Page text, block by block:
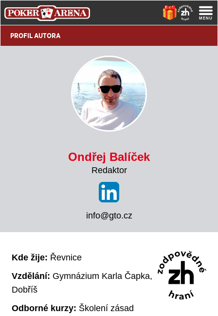
PROFIL AUTORA
Ondřej Balíček
Redaktor
info@gto.cz
Kde žije: Řevnice
Vzdělání: Gymnázium Karla Čapka,
Dobříš
Odborné kurzy: Školení zásad